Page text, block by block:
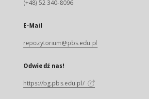
(+48) 52 340-8096
E-Mail
repozytorium@pbs.edu.pl
Odwiedź nas!
https://bg.pbs.edu.pl/